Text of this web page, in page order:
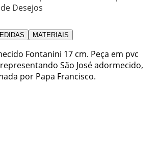
Desejos
MATERIAIS
Fontanini 17 cm. Peça em pvc
São José adormecido,
por Papa Francisco.